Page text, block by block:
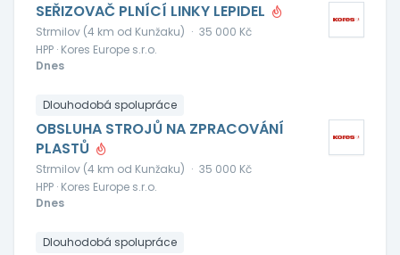
SEŘIZOVAČ PLNÍCÍ LINKY LEPIDEL
Strmilov (4 km od Kunžaku) · 35 000 Kč
HPP · Kores Europe s.r.o.
Dnes
Dlouhodobá spolupráce
OBSLUHA STROJŮ NA ZPRACOVÁNÍ
PLASTŮ
Strmilov (4 km od Kunžaku) · 35 000 Kč
HPP · Kores Europe s.r.o.
Dnes
Dlouhodobá spolupráce